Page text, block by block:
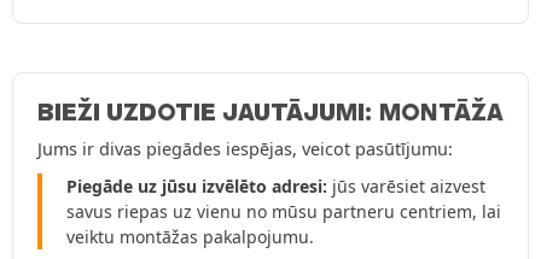
BIEŽI UZDOTIE JAUTĀJUMI: MONTĀŽA
Jums ir divas piegādes iespējas, veicot pasūtījumu:
Piegāde uz jūsu izvēlēto adresi: jūs varēsiet aizvest
savus riepas uz vienu no mūsu partneru centriem, lai
veiktu montāžas pakalpojumu.